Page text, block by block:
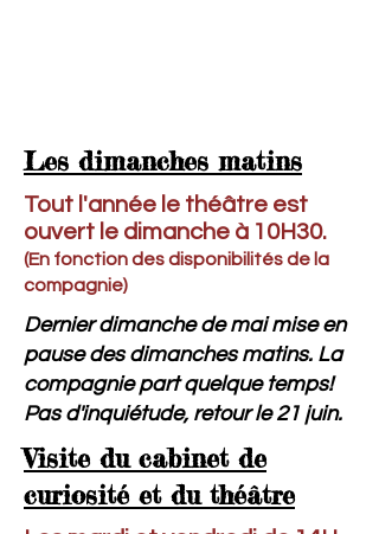
Les dimanches matins
Tout l'année le théâtre est
ouvert le dimanche à 10H30.
(En fonction des disponibilités de la
compagnie)
Dernier dimanche de mai mise en
pause des dimanches matins. La
compagnie part quelque temps!
Pas d'inquiétude, retour le 21 juin.
Visite du cabinet de
curiosité et du théâtre